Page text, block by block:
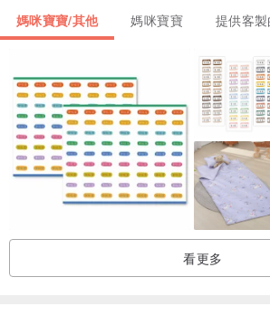
PS.因豆豆絨布有彈性，製作過程中難免會拉
直挺挺喔!!還有清洗方式，手洗較為合適，清
請勿整燙 否則豆豆會平掉呦
媽咪寶寶/其他 媽咪寶寶 提供客
看更多